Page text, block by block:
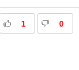
1 0